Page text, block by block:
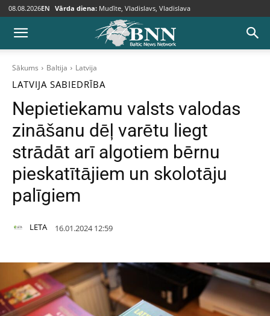
08.08.2026EN Vārda diena: Mudīte, Vladislavs, Vladislava
Sākums Baltija Latvija
LATVIJA SABIEDRĪBA
Nepietiekamu valsts valodas
zināšanu dēļ varētu liegt
strādāt arī algotiem bērnu
pieskatītājiem un skolotāju
palīgiem
LETA 16.01.2024 12:59